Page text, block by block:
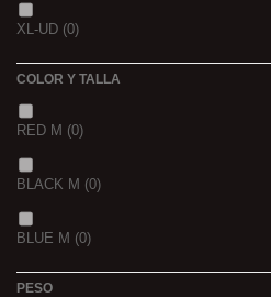
XL-UD (0)
COLOR Y TALLA
RED M (0)
BLACK M (0)
BLUE M (0)
PESO